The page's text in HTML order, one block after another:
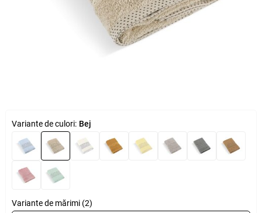
Variante de culori: Bej
Variante de mărimi (2)